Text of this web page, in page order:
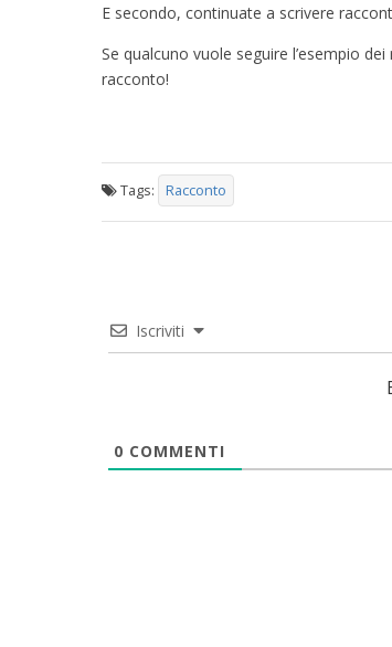
E secondo, continuate a scrivere
Se qualcuno vuole seguire l’esempio
racconto!
Tags: Racconto
Iscriviti
0 COMMENTI